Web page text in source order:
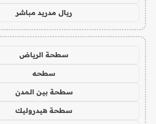
ريال مدريد مباشر
سطحة الرياض
سطحه
سطحة بين المدن
سطحة هيدروليك